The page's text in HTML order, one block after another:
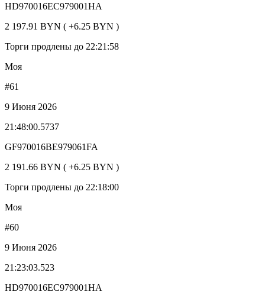
HD970016EC979001HA
2 197.91 BYN ( +6.25 BYN )
Торги продлены до 22:21:58
Моя
#61
9 Июня 2026
21:48:00.5737
GF970016BE979061FA
2 191.66 BYN ( +6.25 BYN )
Торги продлены до 22:18:00
Моя
#60
9 Июня 2026
21:23:03.523
HD970016EC979001HA